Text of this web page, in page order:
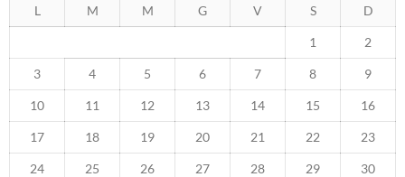
L M M G V S D
1 2
3 4 5 6 7 8 9
10 11 12 13 14 15 16
17 18 19 20 21 22 23
24 25 26 27 28 29 30